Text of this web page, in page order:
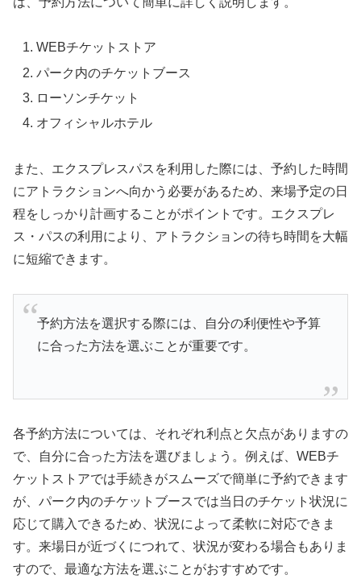
WEBチケットストア
パーク内のチケットブース
ローソンチケット
オフィシャルホテル
また、エクスプレスパスを利用した際には、予約した時間
にアトラクションへ向かう必要があるため、来場予定の日
程をしっかり計画することがポイントです。エクスプレ
ス・パスの利用により、アトラクションの待ち時間を大幅
に短縮できます。
予約方法を選択する際には、自分の利便性や予算
に合った方法を選ぶことが重要です。
各予約方法については、それぞれ利点と欠点がありますの
で、自分に合った方法を選びましょう。例えば、WEBチ
ケットストアでは手続きがスムーズで簡単に予約できます
が、パーク内のチケットブースでは当日のチケット状況に
応じて購入できるため、状況によって柔軟に対応できま
す。来場日が近づくにつれて、状況が変わる場合もありま
すので、最適な方法を選ぶことがおすすめです。